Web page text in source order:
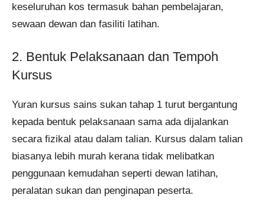
keseluruhan kos termasuk bahan pembelajaran,
sewaan dewan dan fasiliti latihan.
2. Bentuk Pelaksanaan dan Tempoh
Kursus
Yuran kursus sains sukan tahap 1 turut bergantung
kepada bentuk pelaksanaan sama ada dijalankan
secara fizikal atau dalam talian. Kursus dalam talian
biasanya lebih murah kerana tidak melibatkan
penggunaan kemudahan seperti dewan latihan,
peralatan sukan dan penginapan peserta.